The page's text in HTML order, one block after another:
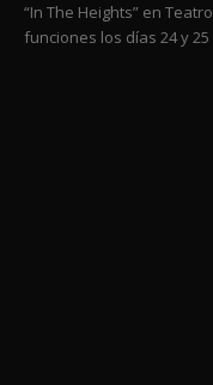
“In The Heights” en
funciones los días 24 y